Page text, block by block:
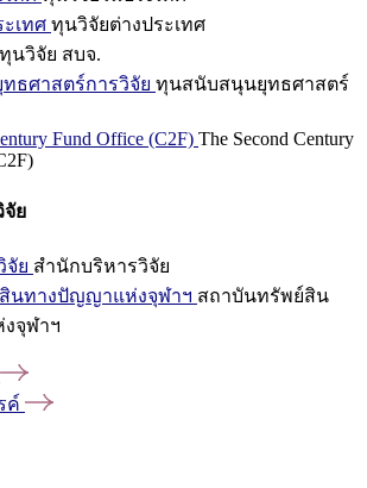
เทศ ทุนวิจัยต่างประเทศ
ทุนวิจัย สบจ.
ธศาสตร์การวิจัย ทุนสนับสนุนยุทธศาสตร์
Fund Office (C2F) The Second Century
จัย
จัย สำนักบริหารวิจัย
นทางปัญญาแห่งจุฬาฯ สถาบันทรัพย์สิน
จุฬาฯ
ค์